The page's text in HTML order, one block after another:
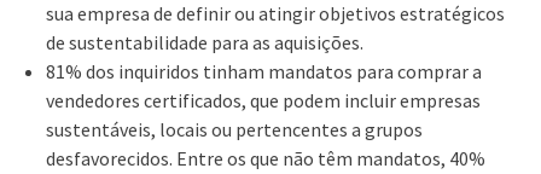
sua empresa de definir ou atingir objetivos estratégicos
de sustentabilidade para as aquisições.
81% dos inquiridos tinham mandatos para comprar a
vendedores certificados, que podem incluir empresas
sustentáveis, locais ou pertencentes a grupos
desfavorecidos. Entre os que não têm mandatos, 40%